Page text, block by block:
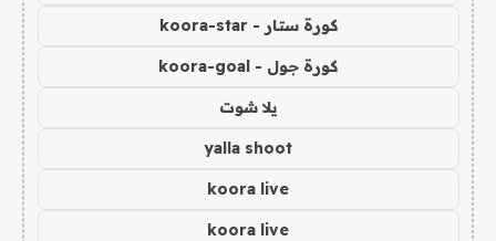
كورة ستار - koora-star
كورة جول - koora-goal
يلا شوت
yalla shoot
koora live
koora live